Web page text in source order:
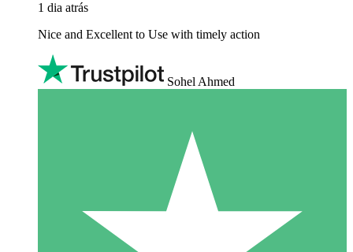
1 dia atrás
Nice and Excellent to Use with timely action
Sohel Ahmed